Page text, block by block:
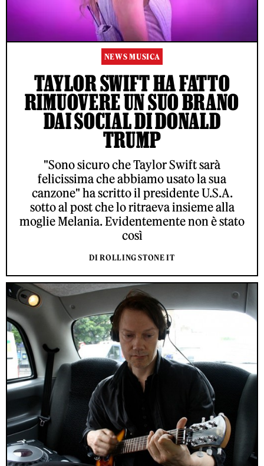
NEWS MUSICA
TAYLOR SWIFT HA FATTO
RIMUOVERE UN SUO BRANO
DAI SOCIAL DI DONALD
TRUMP
"Sono sicuro che Taylor Swift sarà
felicissima che abbiamo usato la sua
canzone" ha scritto il presidente U.S.A.
sotto al post che lo ritraeva insieme alla
moglie Melania. Evidentemente non è stato
così
DI ROLLING STONE IT